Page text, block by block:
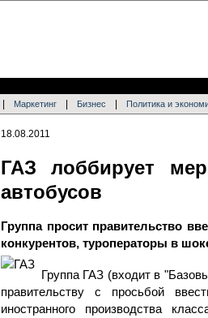
Маркетинг Бизнес Политика и
18.08.2011
ГАЗ лоббирует
автобусов
Группа просит правительство
конкурентов, туроператоры в
Группа ГАЗ (входит в
правительству с просьбой
иностранного производства